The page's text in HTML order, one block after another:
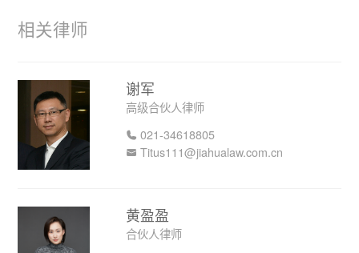
相关律师
谢军
高级合伙人律师
021-34618805
Titus111@jiahualaw.com.cn
黄盈盈
合伙人律师